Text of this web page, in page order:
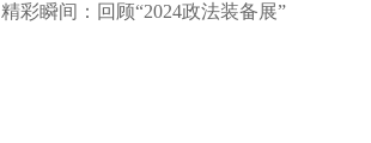
精彩瞬间：回顾“2024政法装备展”